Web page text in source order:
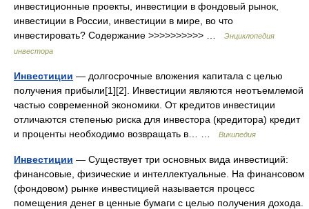
инвестиционные проекты, инвестиции в фондовый рынок,
инвестиции в России, инвестиции в мире, во что
инвестировать? Содержание >>>>>>>>>> …
Энциклопедия
инвестора
Инвестиции — долгосрочные вложения капитала с целью
получения прибыли[1][2]. Инвестиции являются неотъемлемой
частью современной экономики. От кредитов инвестиции
отличаются степенью риска для инвестора (кредитора) кредит
и проценты необходимо возвращать в… …
Википедия
Инвестиции — Существует три основных вида инвестиций:
финансовые, физические и интеллектуальные. На финансовом
(фондовом) рынке инвестицией называется процесс
помещения денег в ценные бумаги с целью получения дохода.